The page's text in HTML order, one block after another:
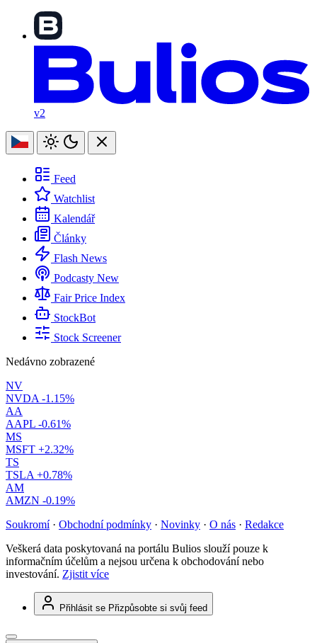
v2
Feed
Watchlist
Kalendář
Články
Flash News
Podcasty New
Fair Price Index
StockBot
Stock Screener
Nedávno zobrazené
NV
NVDA -1.15%
AA
AAPL -0.61%
MS
MSFT +2.32%
TS
TSLA +0.78%
AM
AMZN -0.19%
Soukromí · Obchodní podmínky · Novinky · O nás · Redakce
Veškerá data poskytovaná na portálu Bulios slouží pouze k
informačním účelům a nejsou určena k obchodování nebo
investování. Zjistit více
Přihlásit se Přizpůsobte si svůj feed